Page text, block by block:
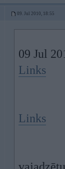
09. Jul 2010, 18:55
09 Jul
Links
Links